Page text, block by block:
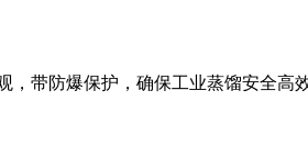
，带防爆保护，确保工业蒸馏安全高